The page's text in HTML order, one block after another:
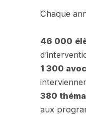
Chaque
46 000
1 300
380
aux